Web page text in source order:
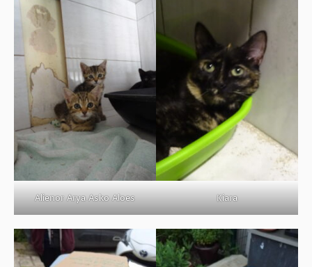
Alienor Arya Asko Aloes Kiara